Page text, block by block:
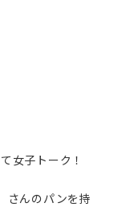
女子トーク！
さんのパンを持